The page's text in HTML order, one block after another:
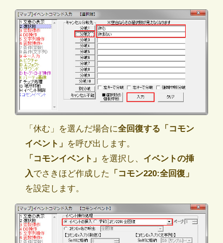
「休む」を選んだ場合に全回復する「コモン
イベント」 を呼び出します。
「コモンイベント」 を選択し、 イベントの挿
入でさきほど作成した
「コモン220:全回復」
を設定します。